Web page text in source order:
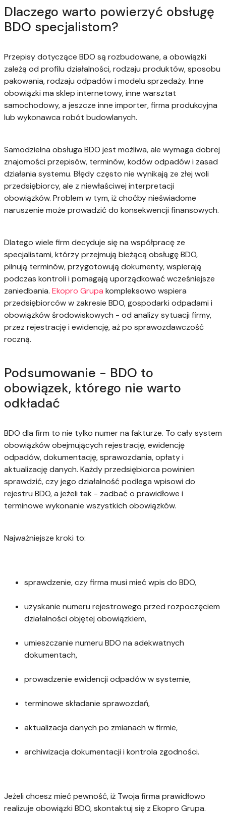
Dlaczego warto powierzyć obsługę
BDO specjalistom?
Przepisy dotyczące BDO są rozbudowane, a obowiązki
zależą od profilu działalności, rodzaju produktów, sposobu
pakowania, rodzaju odpadów i modelu sprzedaży. Inne
obowiązki ma sklep internetowy, inne warsztat
samochodowy, a jeszcze inne importer, firma produkcyjna
lub wykonawca robót budowlanych.
Samodzielna obsługa BDO jest możliwa, ale wymaga dobrej
znajomości przepisów, terminów, kodów odpadów i zasad
działania systemu. Błędy często nie wynikają ze złej woli
przedsiębiorcy, ale z niewłaściwej interpretacji
obowiązków. Problem w tym, iż choćby nieświadome
naruszenie może prowadzić do konsekwencji finansowych.
Dlatego wiele firm decyduje się na współpracę ze
specjalistami, którzy przejmują bieżącą obsługę BDO,
pilnują terminów, przygotowują dokumenty, wspierają
podczas kontroli i pomagają uporządkować wcześniejsze
zaniedbania. Ekopro Grupa kompleksowo wspiera
przedsiębiorców w zakresie BDO, gospodarki odpadami i
obowiązków środowiskowych - od analizy sytuacji firmy,
przez rejestrację i ewidencję, aż po sprawozdawczość
roczną.
Podsumowanie - BDO to
obowiązek, którego nie warto
odkładać
BDO dla firm to nie tylko numer na fakturze. To cały system
obowiązków obejmujących rejestrację, ewidencję
odpadów, dokumentację, sprawozdania, opłaty i
aktualizację danych. Każdy przedsiębiorca powinien
sprawdzić, czy jego działalność podlega wpisowi do
rejestru BDO, a jeżeli tak - zadbać o prawidłowe i
terminowe wykonanie wszystkich obowiązków.
Najważniejsze kroki to:
sprawdzenie, czy firma musi mieć wpis do BDO,
uzyskanie numeru rejestrowego przed rozpoczęciem
działalności objętej obowiązkiem,
umieszczanie numeru BDO na adekwatnych
dokumentach,
prowadzenie ewidencji odpadów w systemie,
terminowe składanie sprawozdań,
aktualizacja danych po zmianach w firmie,
archiwizacja dokumentacji i kontrola zgodności.
Jeżeli chcesz mieć pewność, iż Twoja firma prawidłowo
realizuje obowiązki BDO, skontaktuj się z Ekopro Grupa.